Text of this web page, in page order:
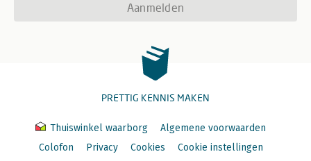
Aanmelden
PRETTIG KENNIS MAKEN
Thuiswinkel waarborg
Algemene voorwaarden
Colofon
Privacy Cookies Cookie instellingen